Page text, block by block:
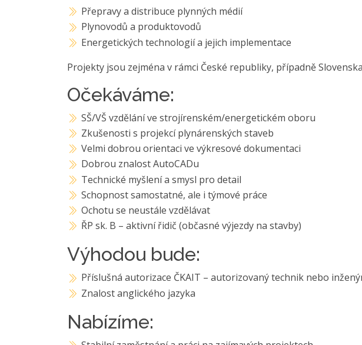
Přepravy a distribuce plynných médií
Plynovodů a produktovodů
Energetických technologií a jejich implementace
Projekty jsou zejména v rámci České republiky, případně
Očekáváme:
SŠ/VŠ vzdělání ve strojírenském/energetickém oboru
Zkušenosti s projekcí plynárenských staveb
Velmi dobrou orientaci ve výkresové dokumentaci
Dobrou znalost AutoCADu
Technické myšlení a smysl pro detail
Schopnost samostatné, ale i týmové práce
Ochotu se neustále vzdělávat
ŘP sk. B – aktivní řidič (občasné výjezdy na stavby)
Výhodou bude:
Příslušná autorizace ČKAIT – autorizovaný technik nebo
Znalost anglického jazyka
Nabízíme: